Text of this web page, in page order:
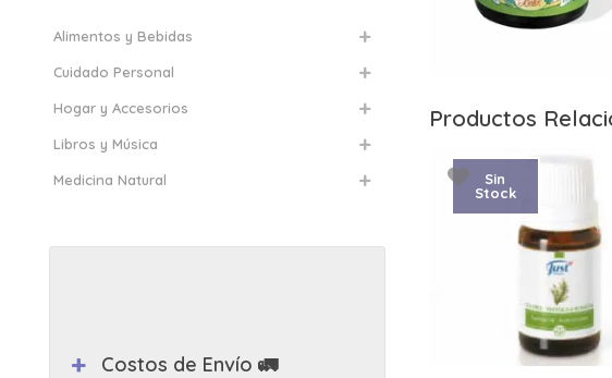
Productos
Sin
Stock
Alimentos y Bebidas
Cuidado Personal
Hogar y Accesorios
Libros y Música
Medicina Natural
Costos de Envío 🚛